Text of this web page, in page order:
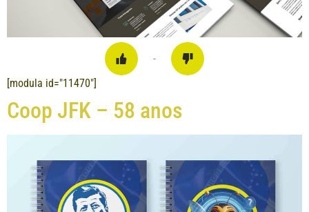
-
[modula id="11470"]
Coop JFK – 58 anos